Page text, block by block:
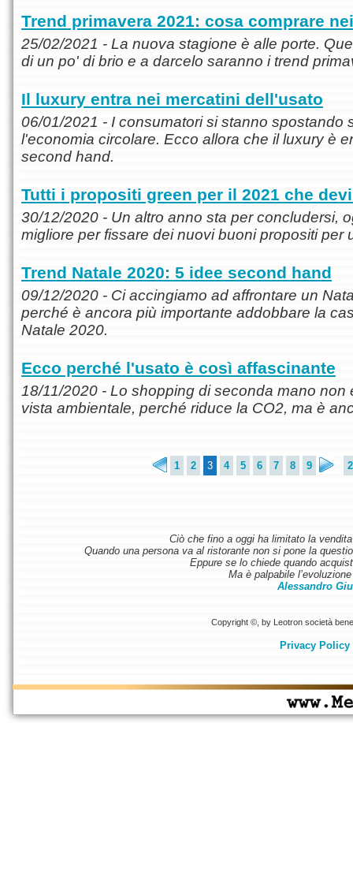
Trend primavera 2021: cosa comprare
25/02/2021 - La nuova stagione è alle porte.
di un po' di brio e a darcelo saranno i trend
Il luxury entra nei mercatini dell'usato
06/01/2021 - I consumatori si stanno spostando
l'economia circolare. Ecco allora che il luxury è
second hand.
Tutti i propositi green per il 2021 che
30/12/2020 - Un altro anno sta per concludersi,
migliore per fissare dei nuovi buoni propositi per
Trend Natale 2020: 5 idee second hand
09/12/2020 - Ci accingiamo ad affrontare un
perché è ancora più importante addobbare la
Natale 2020.
Ecco perché l'usato è così affascinante
18/11/2020 - Lo shopping di seconda mano non
vista ambientale, perché riduce la CO2, ma è
1 2 3 4 5 6 7 8 9
Ciò che fino a oggi ha limitato la
Quando una persona va al ristorante non si pone la
Eppure se lo chiede quando
Ma è palpabile
Alessandro
Copyright ©, by Leotron società
Privacy Policy